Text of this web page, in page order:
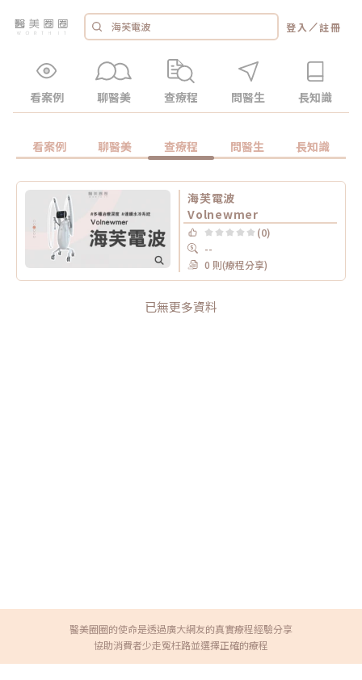
登入 ／註冊
看案例 聊醫美 查療程 問醫生 長知識
看案例 聊醫美 查療程 問醫生 長知識
海芙電波
Volnewmer
(0)
--
0 則(療程分享)
已無更多資料
醫美圈圈的使命是透過廣大網友的真實療程經驗分享
協助消費者少走冤枉路並選擇正確的療程